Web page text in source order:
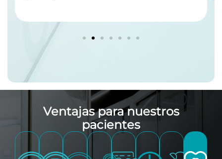
Ventajas para nuestros
pacientes